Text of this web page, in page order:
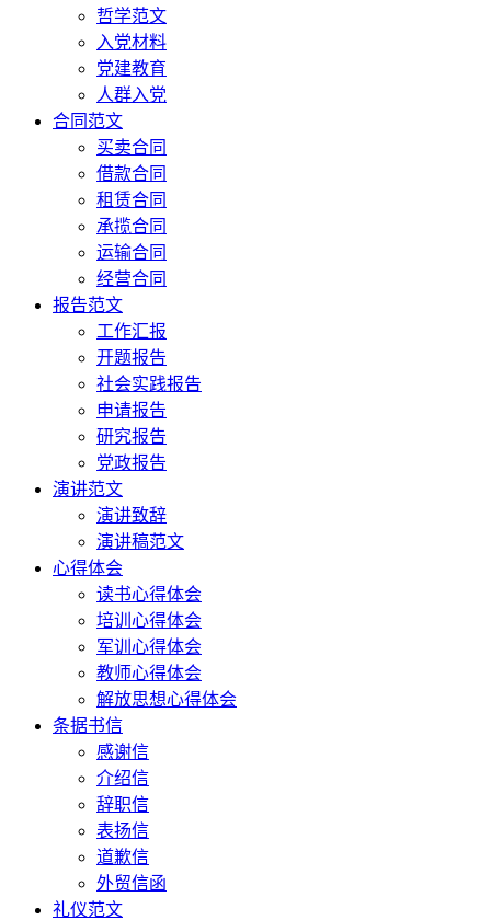
哲学范文
入党材料
党建教育
人群入党
合同范文
买卖合同
借款合同
租赁合同
承揽合同
运输合同
经营合同
报告范文
工作汇报
开题报告
社会实践报告
申请报告
研究报告
党政报告
演讲范文
演讲致辞
演讲稿范文
心得体会
读书心得体会
培训心得体会
军训心得体会
教师心得体会
解放思想心得体会
条据书信
感谢信
介绍信
辞职信
表扬信
道歉信
外贸信函
礼仪范文